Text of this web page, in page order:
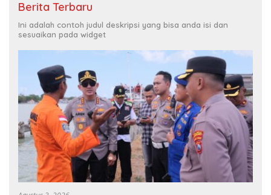
Berita Terbaru
Ini adalah contoh judul deskripsi yang bisa anda isi dan
sesuaikan pada widget